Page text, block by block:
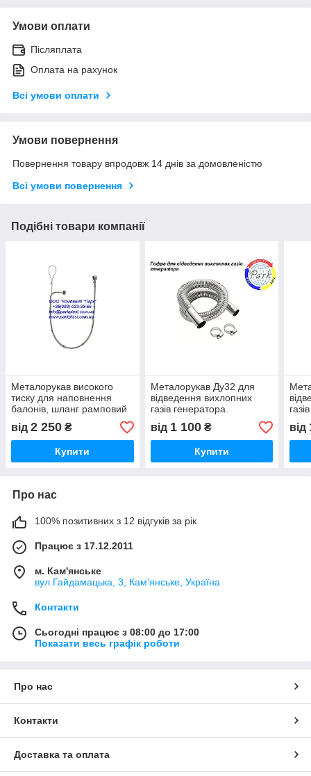
Умови оплати
Післяплата
Оплата на рахунок
Всі умови оплати
Умови повернення
Повернення товару впродовж 14 днів за домовленістю
Всі умови повернення
Подібні товари компанії
Металорукав високого
тиску для наповнення
балонів, шланг рамповий
від 2 250 ₴
Купити
Металорукав Ду32 для
відведення вихлопних
газів генератора.
Металорукав для
генератора
від 1 100₴
Купити
від
Про нас
100% позитивних з 12 відгуків за рік
Працює з 17.12.2011
м. Кам'янське
вул.Гайдамацька, 3, Кам'янське, Україна
Контакти
Сьогодні працює з 08:00 до 17:00
Показати весь графік роботи
Про нас
Контакти
Доставка та оплата